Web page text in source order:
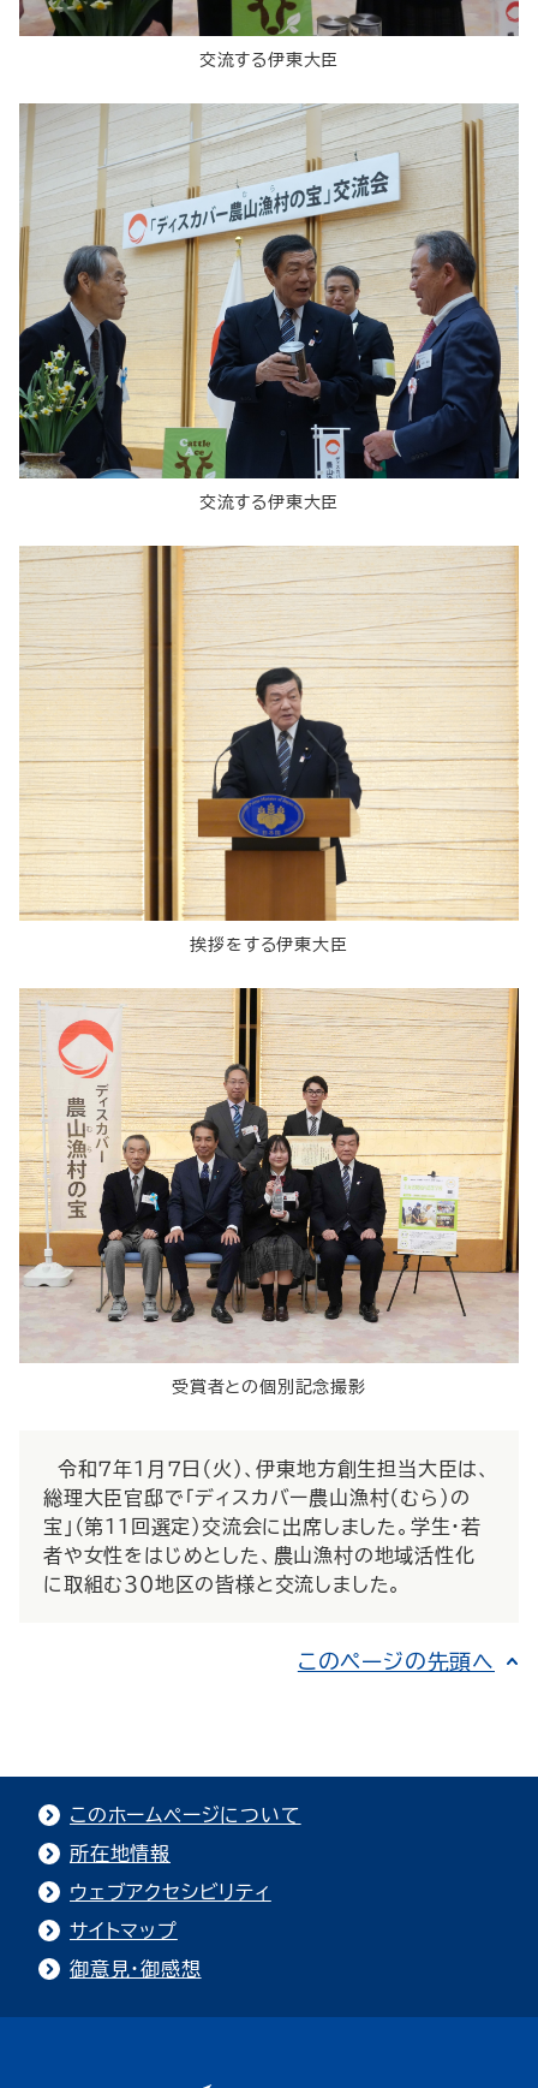
交流する伊東大臣
交流する伊東大臣
挨拶をする伊東大臣
受賞者との個別記念撮影
令和７年１月７日（火）、伊東地方創生担当大臣は、
総理大臣官邸で「ディスカバー農山漁村（むら）の
宝」（第１１回選定）交流会に出席しました。学生・若
者や女性をはじめとした、農山漁村の地域活性化
に取組む３０地区の皆様と交流しました。
このページの先頭へ
このホームページについて
所在地情報
ウェブアクセシビリティ
サイトマップ
御意見・御感想